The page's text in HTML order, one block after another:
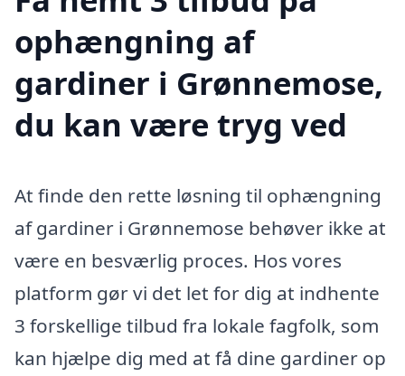
ophængning af
gardiner i Grønnemose,
du kan være tryg ved
At finde den rette løsning til ophængning
af gardiner i Grønnemose behøver ikke at
være en besværlig proces. Hos vores
platform gør vi det let for dig at indhente
3 forskellige tilbud fra lokale fagfolk, som
kan hjælpe dig med at få dine gardiner op